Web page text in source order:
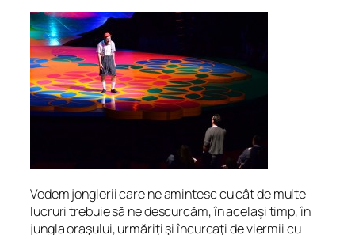
Vedem jonglerii care ne amintesc cu cât de multe
lucruri trebuie să ne descurcăm, în acelaşi timp, în
jungla oraşului, urmăriţi şi încurcaţi de viermii cu